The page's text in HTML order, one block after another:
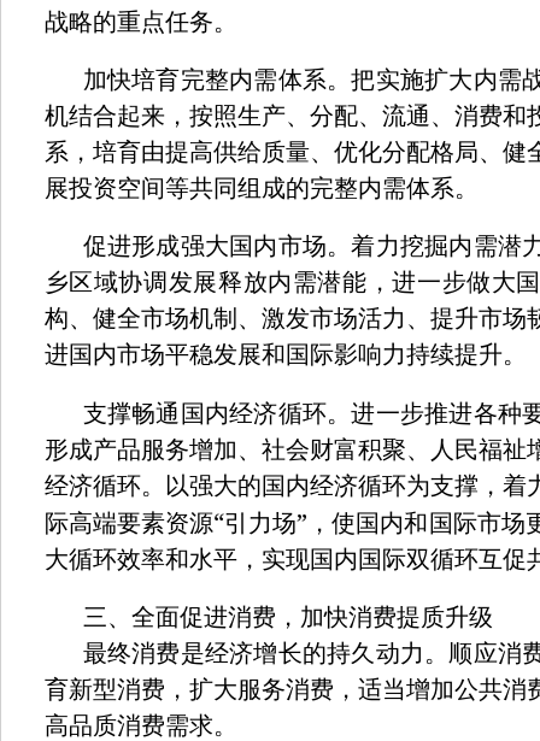
战略的重点任务。
加快培育完整内需体系。把实施扩大内需
机结合起来，按照生产、分配、流通、消费和
系，培育由提高供给质量、优化分配格局、健
展投资空间等共同组成的完整内需体系。
促进形成强大国内市场。着力挖掘内需潜
乡区域协调发展释放内需潜能，进一步做大
构、健全市场机制、激发市场活力、提升市场
进国内市场平稳发展和国际影响力持续提升。
支撑畅通国内经济循环。进一步推进各种
形成产品服务增加、社会财富积聚、人民福祉
经济循环。以强大的国内经济循环为支撑，着
际高端要素资源“引力场” ，使国内和国际市
大循环效率和水平，实现国内国际双循环互促
三、全面促进消费，加快消费提质升级
最终消费是经济增长的持久动力。顺应消
育新型消费，扩大服务消费，适当增加公共消
高品质消费需求。